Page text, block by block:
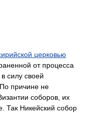
церковью
от процесса
силу своей
. По причине не
соборов, их
Так Никейский собор